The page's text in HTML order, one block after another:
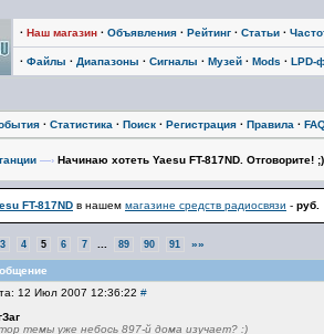
· Наш магазин · Объявления · Рейтинг · Статьи ·
· Файлы · Диапазоны · Сигналы · Музей · Mods · LPD-
· Статистика · Поиск · Регистрация · Правила ·
—› Начинаю хотеть Yaesu FT-817ND. Отговорите! ;)
FT-817ND в нашем магазине средств радиосвязи - руб.
3 4 5 6 7 89 90 91 »»
12 Июл 2007 12:36:22 #
темы уже небось 897-й дома изучает? :)